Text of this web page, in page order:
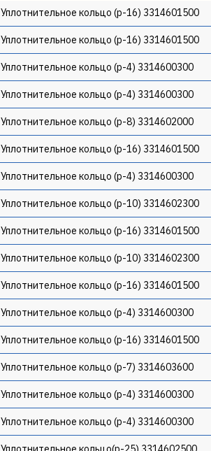
Уплотнительное кольцо (p-16) 3314601500
Уплотнительное кольцо (p-16) 3314601500
Уплотнительное кольцо (p-4) 3314600300
Уплотнительное кольцо (p-4) 3314600300
Уплотнительное кольцо (p-8) 3314602000
Уплотнительное кольцо (p-16) 3314601500
Уплотнительное кольцо (p-4) 3314600300
Уплотнительное кольцо (p-10) 3314602300
Уплотнительное кольцо (p-16) 3314601500
Уплотнительное кольцо (p-10) 3314602300
Уплотнительное кольцо (p-16) 3314601500
Уплотнительное кольцо (p-4) 3314600300
Уплотнительное кольцо (p-16) 3314601500
Уплотнительное кольцо (p-7) 3314603600
Уплотнительное кольцо (p-4) 3314600300
Уплотнительное кольцо (p-4) 3314600300